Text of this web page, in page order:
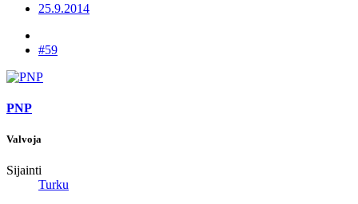
25.9.2014
#59
PNP
Valvoja
Sijainti
Turku